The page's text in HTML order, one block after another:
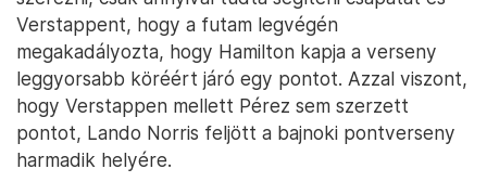
Verstappent, hogy a futam legvégén
megakadályozta, hogy Hamilton kapja a verseny
leggyorsabb köréért járó egy pontot. Azzal viszont,
hogy Verstappen mellett Pérez sem szerzett
pontot, Lando Norris feljött a bajnoki pontverseny
harmadik helyére.